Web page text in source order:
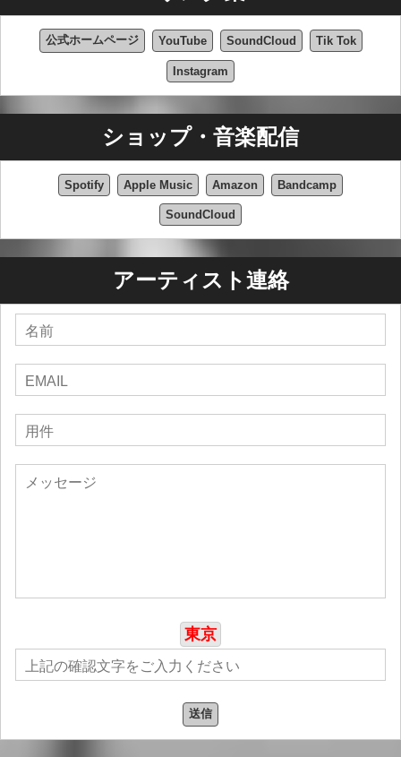
公式ホームページ YouTube SoundCloud Tik Tok
Instagram
ショップ・音楽配信
Spotify Apple Music Amazon Bandcamp
SoundCloud
アーティスト連絡
東京
送信